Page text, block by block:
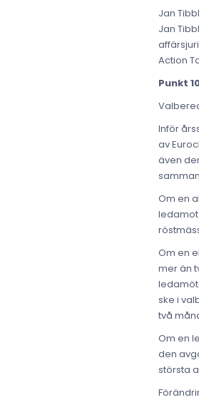
Jan
Jan
Action
Punkt
Inför
av
även
Om en
ledamot
Om en
mer än
ske i
två
Om en
den
största